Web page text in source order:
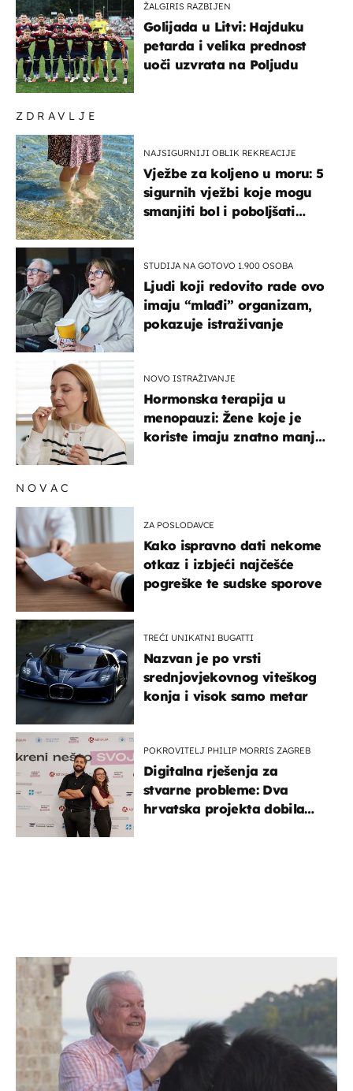
ZDRAVLJE
NAJSIGURNIJI OBLIK REKREACIJE
Vježbe za koljeno u moru: 5
sigurnih vježbi koje mogu
smanjiti bol i poboljšati
STUDIJA NA GOTOVO 1.900 OSOBA
Ljudi koji redovito rade ovo
imaju “mlađi” organizam,
pokazuje istraživanje
NOVO ISTRAŽIVANJE
Hormonska terapija u
menopauzi: Žene koje je
koriste imaju znatno manji
ŽALGIRIS RAZBIJEN
Golijada u Litvi: Hajduku
petarda i velika prednost
uoči uzvrata na Poljudu
NOVAC
ZA POSLODAVCE
Kako ispravno dati nekome
otkaz i izbjeći najčešće
pogreške te sudske sporove
TREĆI UNIKATNI BUGATTI
Nazvan je po vrsti
srednjovjekovnog viteškog
konja i visok samo metar
POKROVITELJ PHILIP MORRIS ZAGREB
Digitalna rješenja za
stvarne probleme: Dva
hrvatska projekta dobila